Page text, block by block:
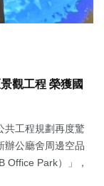
觀工程 榮獲國
共工程規劃再度驚
辦公廳舍周邊空品
Office Park）」，